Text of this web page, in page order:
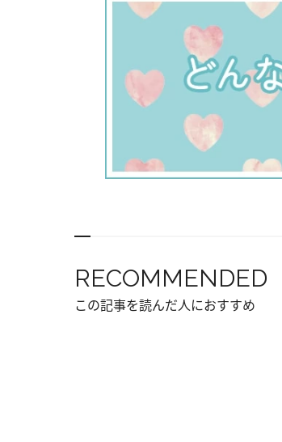
RECOMMENDED
この記事を読んだ人におすすめ